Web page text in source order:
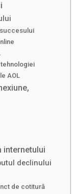
AOL
internetului
declinului
de cotitură